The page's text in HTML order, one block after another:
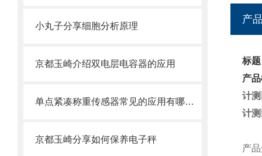
小丸子分享细胞分析原理
京都玉崎介绍双电层电容器的应用
单点紧凑称重传感器常见的应用有哪些？
京都玉崎分享如何保养电子秤
产
标
产
计
计
产